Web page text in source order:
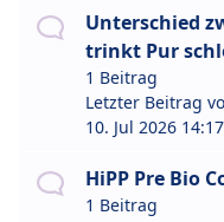
Unterschied
trinkt Pur
1 Beitrag
Letzter Beitrag
10. Jul 2026 14:17
HiPP Pre Bio
1 Beitrag